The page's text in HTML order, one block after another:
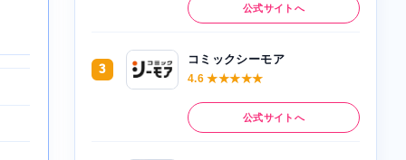
公式サイトへ
3
コミックシーモア
4.6 ★★★★★
公式サイトへ